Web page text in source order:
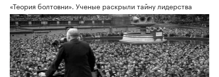
«Теория болтовни». Ученые раскрыли тайну лидерства